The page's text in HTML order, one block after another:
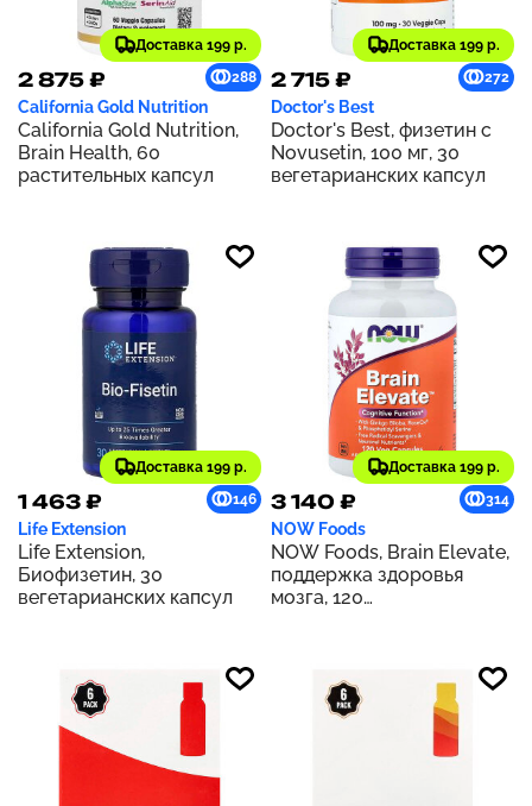
Доставка 199 р.
2 875 ₽ 288
California Gold Nutrition
California Gold Nutrition,
Brain Health, 60
растительных капсул
Доставка 199 р.
2 715 ₽ 272
Doctor's Best
Doctor's Best, физетин с
Novusetin, 100 мг, 30
вегетарианских капсул
Доставка 199 р.
1 463 ₽ 146
Life Extension
Life Extension,
Биофизетин, 30
вегетарианских капсул
Доставка 199 р.
3 140 ₽ 314
NOW Foods
NOW Foods, Brain Elevate,
поддержка здоровья
мозга, 120